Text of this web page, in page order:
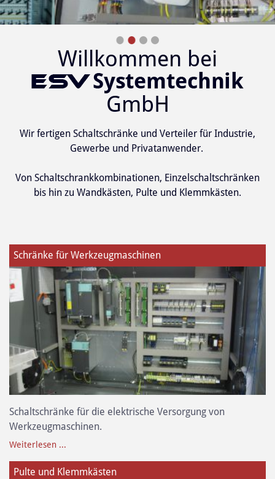
Willkommen bei
GmbH
Wir fertigen Schaltschränke und Verteiler für Industrie,
Gewerbe und Privatanwender.
Von Schaltschrankkombinationen, Einzelschaltschränken
bis hin zu Wandkästen, Pulte und Klemmkästen.
Schränke für Werkzeugmaschinen
Schaltschränke für die elektrische Versorgung von
Werkzeugmaschinen.
Weiterlesen ...
Pulte und Klemmkästen